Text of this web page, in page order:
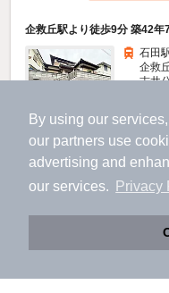
By using our
our partners use
advertising and
our services.
Privacy
アプリに切り替え
会員登録なしですぐ
企救丘駅より徒歩9分 築42年
すべての写真
石田
企救
志井
福岡
2階建 /
駐車場あり
7.5万
（管理費不
- / 4LDK